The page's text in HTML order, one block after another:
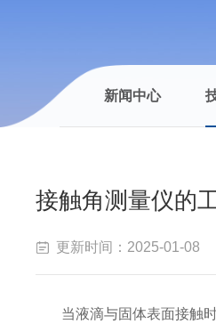
新闻中心
接触角测量仪的
更新时间：2025-01-08
当液滴与固体表面接触